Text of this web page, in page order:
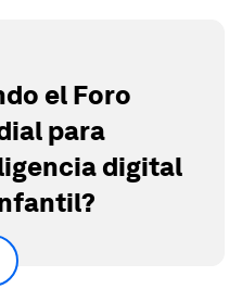
el Foro
para
digital